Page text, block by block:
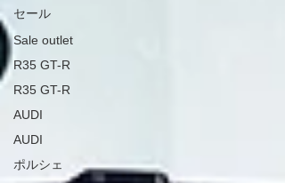
セール
Sale outlet
R35 GT-R
R35 GT-R
AUDI
AUDI
ポルシェ